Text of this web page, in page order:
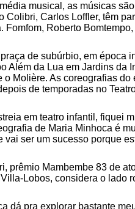
musical, as músicas
Colibri, Carlos Loffler, têm
Fomfom, Roberto
de subúrbio, em
Além da Lua em Jardins
Molière. As coreografias
de temporadas no
em teatro infantil, fiquei
de Maria Minhoca é
vai ser um sucesso porque
prêmio Mambembe 83 de
Lobos, considera o lado
dá pra explorar bastante